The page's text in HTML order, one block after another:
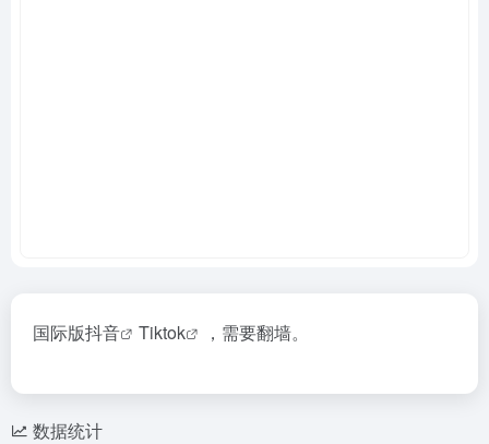
国际版抖音 Tiktok ，需要翻墙。
数据统计